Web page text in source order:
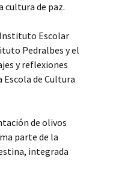
cultura de paz.
Escolar
Pedralbes y el
y reflexiones
de Cultura
de olivos
parte de la
integrada